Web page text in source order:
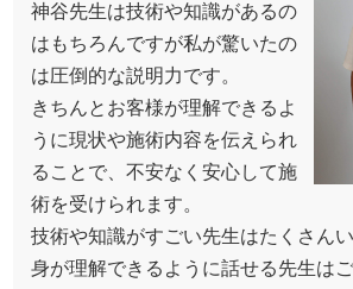
神谷先生は技術や知識があるの
はもちろんですが私が驚いたの
は圧倒的な説明力です。
きちんとお客様が理解できるよ
うに現状や施術内容を伝えられ
ることで、不安なく安心して施
術を受けられます。
技術や知識がすごい先生はたくさん
身が理解できるように話せる先生はご